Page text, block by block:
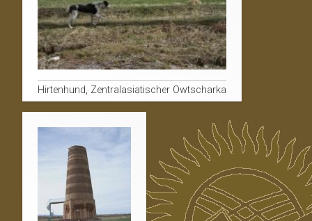
Hirtenhund, Zentralasiatischer Owtscharka